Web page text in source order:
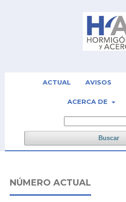
ACTUAL AVISOS
ACERCA DE
Buscar
NÚMERO ACTUAL